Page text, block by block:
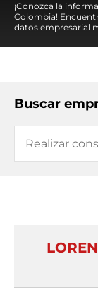
¡Conozca la
Colombia!
datos empresarial
Buscar